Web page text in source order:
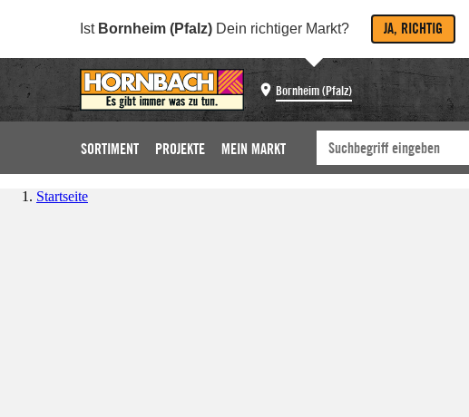
Ist Bornheim (Pfalz) Dein richtiger Markt? JA, RICHTIG
Bornheim (Pfalz)
SORTIMENT PROJEKTE MEIN MARKT
Startseite